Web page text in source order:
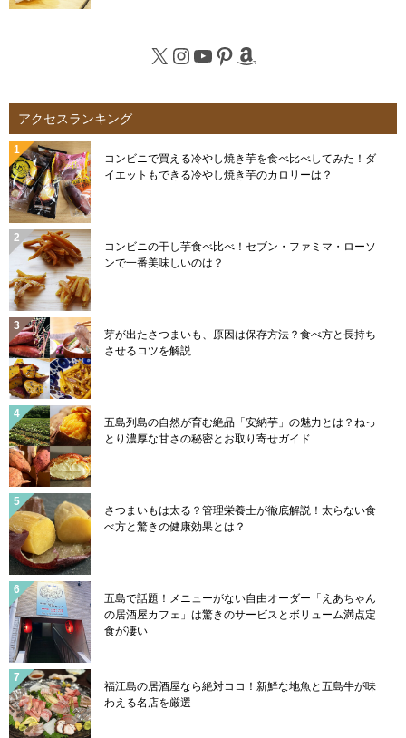
X Instagram
YouTube
Pinterest
Amazon
アクセスランキング
コンビニで買える冷やし焼き芋を食べ比べしてみた！ダ
イエットもできる冷やし焼き芋のカロリーは？
コンビニの干し芋食べ比べ！セブン・ファミマ・ローソ
ンで一番美味しいのは？
芽が出たさつまいも、原因は保存方法？食べ方と長持ち
させるコツを解説
五島列島の自然が育む絶品「安納芋」の魅力とは？ねっ
とり濃厚な甘さの秘密とお取り寄せガイド
さつまいもは太る？管理栄養士が徹底解説！太らない食
べ方と驚きの健康効果とは？
五島で話題！メニューがない自由オーダー「えあちゃん
の居酒屋カフェ」は驚きのサービスとボリューム満点定
食が凄い
福江島の居酒屋なら絶対ココ！新鮮な地魚と五島牛が味
わえる名店を厳選